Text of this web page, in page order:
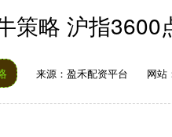
策略 沪指
来源：盈禾配资平台 网站